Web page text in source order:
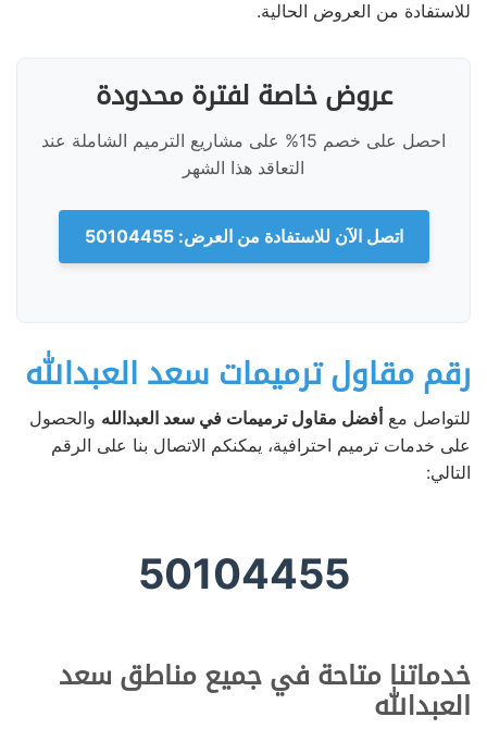
للاستفادة من العروض الحالية.
عروض خاصة لفترة محدودة
احصل على خصم 15% على مشاريع الترميم الشاملة عند
التعاقد هذا الشهر
اتصل الآن للاستفادة من العرض: 50104455
رقم مقاول ترميمات سعد العبدالله
للتواصل معأفضل مقاول ترميمات في سعد العبدالله والحصول
على خدمات ترميم احترافية، يمكنكم الاتصال بنا على الرقم
التالي:
50104455
خدماتنا متاحة في جميع مناطق سعد
العبدالله